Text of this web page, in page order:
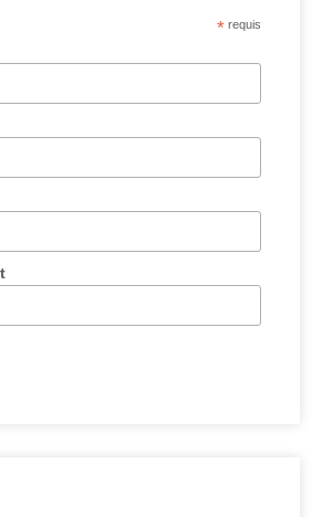
* requis